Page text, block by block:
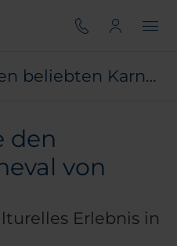
Entdecken Sie den beliebten Karneval von Venedig
den
von
Erlebnis in